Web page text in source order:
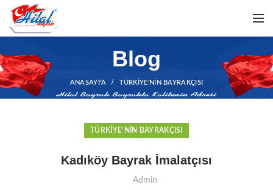
Blog
ANASAYFA TÜRKIYE'NIN BAYRAKÇISI
TÜRKIYE'NIN BAYRAKÇISI
Kadıköy Bayrak İmalatçısı
Admin